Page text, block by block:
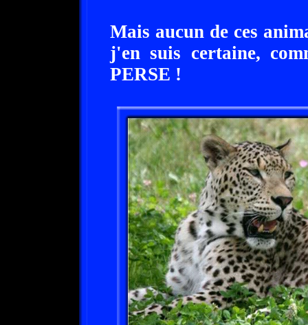
Mais aucun de ces
j'en suis certaine,
PERSE !